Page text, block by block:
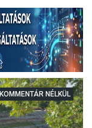
KOMMENTÁR NÉLKÜL